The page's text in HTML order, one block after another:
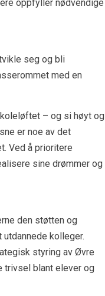
oppfyller nødvendige
seg og bli
med en
– og si høyt og
er noe av det
Ved å prioritere
sine drømmer og
den støtten og
kolleger.
styring av Øvre
trivsel blant elever og